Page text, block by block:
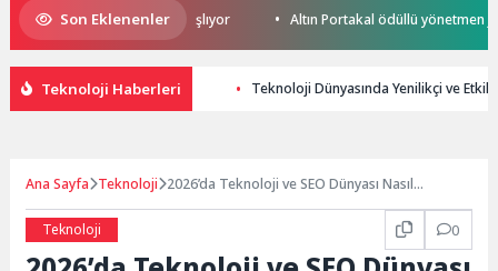
Son Eklenenler
Heyecanı Paris’te Başlıyor Altın Portakal ödüllü yönetmen jüri
Teknoloji Haberleri Teknoloji Dünyasında Yenilikçi ve Etkili
Ana Sayfa Teknoloji 2026’da Teknoloji ve SEO Dünyası Nasıl
Teknoloji
0